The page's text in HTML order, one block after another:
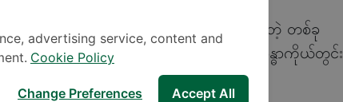
ြင်းမပြုဘဲ သွေးကြောလေး တွေကို မြင်နိုင်တဲ့ တစ်ခု
ာ ဖြစ်နေတဲ့ ပြောင်းလဲမှုတွေကနေတစ်ဆင့် ခန္ဓာကိုယ်တွင်း
ာခံနိုင်ပါတယ်။
advertising service, content and
Cookie Policy
Accept All
Change Preferences